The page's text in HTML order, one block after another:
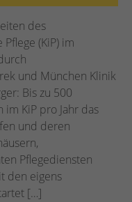
des
(KiP) im
und München Klinik
Bis zu 500
KiP pro Jahr das
und deren
Pflegediensten
den eigens
[…]